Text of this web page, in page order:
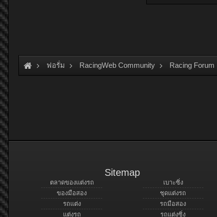
ฟอรั่ม RacingWeb Community Racing
Sitemap
ตลาดของแต่งรถ
ของมือสอง
รถแต่ง
แต่งรถ
เบาะซิ่ง
ชุดแต่งรถ
รถมือสอง
รถแต่งซิ่ง